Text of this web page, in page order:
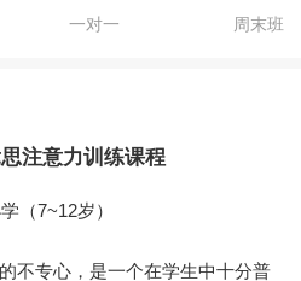
一对一 周末班
注意力训练课程
（7~12岁）
专心，是一个在学生中十分普